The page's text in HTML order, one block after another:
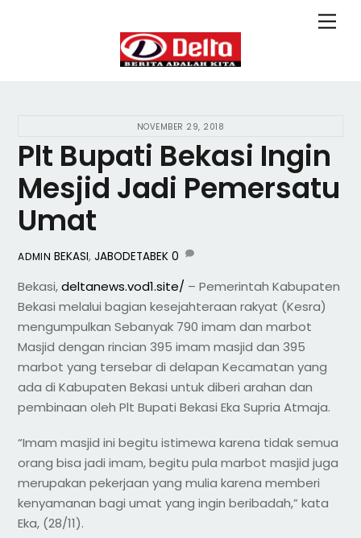
NOVEMBER 29, 2018
Plt Bupati Bekasi Ingin
Mesjid Jadi Pemersatu
Umat
ADMIN BEKASI,JABODETABEK 0
Bekasi,deltanews.vod1.site/ – Pemerintah Kabupaten
Bekasi melalui bagian kesejahteraan rakyat (Kesra)
mengumpulkan Sebanyak 790 imam dan marbot
Masjid dengan rincian 395 imam masjid dan 395
marbot yang tersebar di delapan Kecamatan yang
ada di Kabupaten Bekasi untuk diberi arahan dan
pembinaan oleh Plt Bupati Bekasi Eka Supria Atmaja.
“Imam masjid ini begitu istimewa karena tidak semua
orang bisa jadi imam, begitu pula marbot masjid juga
merupakan pekerjaan yang mulia karena memberi
kenyamanan bagi umat yang ingin beribadah,” kata
Eka, (28/11).
To
Top